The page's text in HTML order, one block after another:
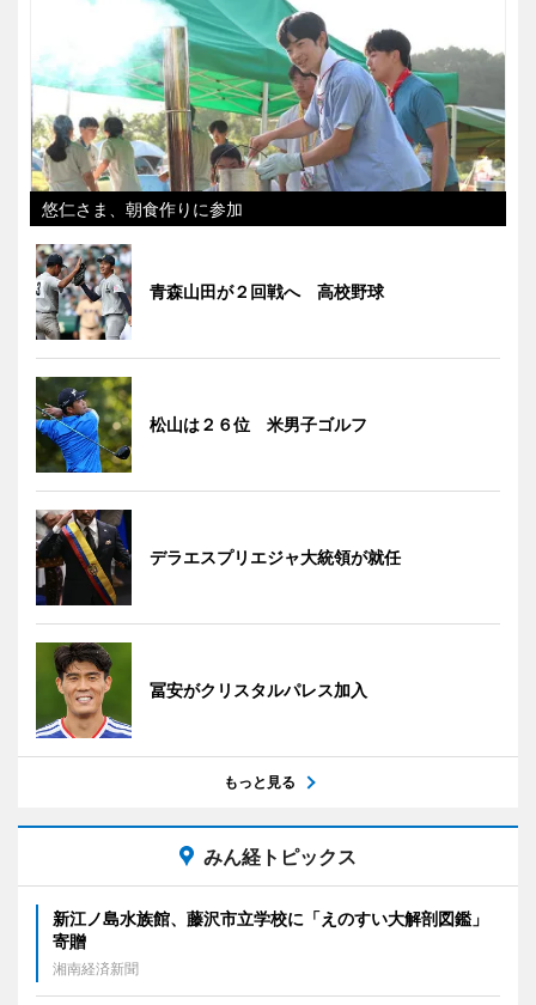
悠仁さま、朝食作りに参加
青森山田が２回戦へ 高校野球
松山は２６位 米男子ゴルフ
デラエスプリエジャ大統領が就任
冨安がクリスタルパレス加入
もっと見る
みん経トピックス
新江ノ島水族館、藤沢市立学校に「えのすい大解剖図鑑」
寄贈
湘南経済新聞